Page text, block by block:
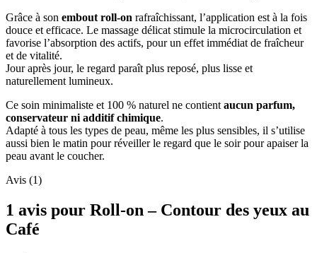
Grâce à son embout roll-on rafraîchissant, l’application est à la fois
douce et efficace. Le massage délicat stimule la microcirculation et
favorise l’absorption des actifs, pour un effet immédiat de fraîcheur
et de vitalité.
Jour après jour, le regard paraît plus reposé, plus lisse et
naturellement lumineux.
Ce soin minimaliste et 100 % naturel ne contient aucun parfum,
conservateur ni additif chimique.
Adapté à tous les types de peau, même les plus sensibles, il s’utilise
aussi bien le matin pour réveiller le regard que le soir pour apaiser la
peau avant le coucher.
Avis (1)
1 avis pour Roll-on – Contour des yeux au
Café